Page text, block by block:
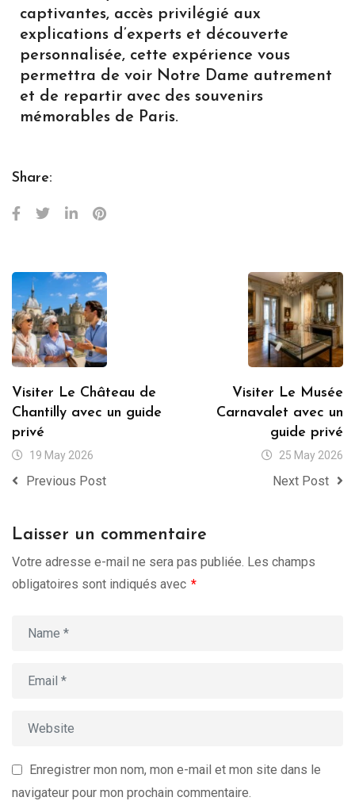
captivantes, accès privilégié aux
explications d’experts et découverte
personnalisée, cette expérience vous
permettra de voir Notre Dame autrement
et de repartir avec des souvenirs
mémorables de Paris.
Share:
Visiter Le Château de
Chantilly avec un guide
privé
19 May 2026
Previous Post
Visiter Le Musée
Carnavalet avec un
guide privé
25 May 2026
Next Post
Laisser un commentaire
Votre adresse e-mail ne sera pas publiée. Les champs
obligatoires sont indiqués avec *
Enregistrer mon nom, mon e-mail et mon site dans le
navigateur pour mon prochain commentaire.